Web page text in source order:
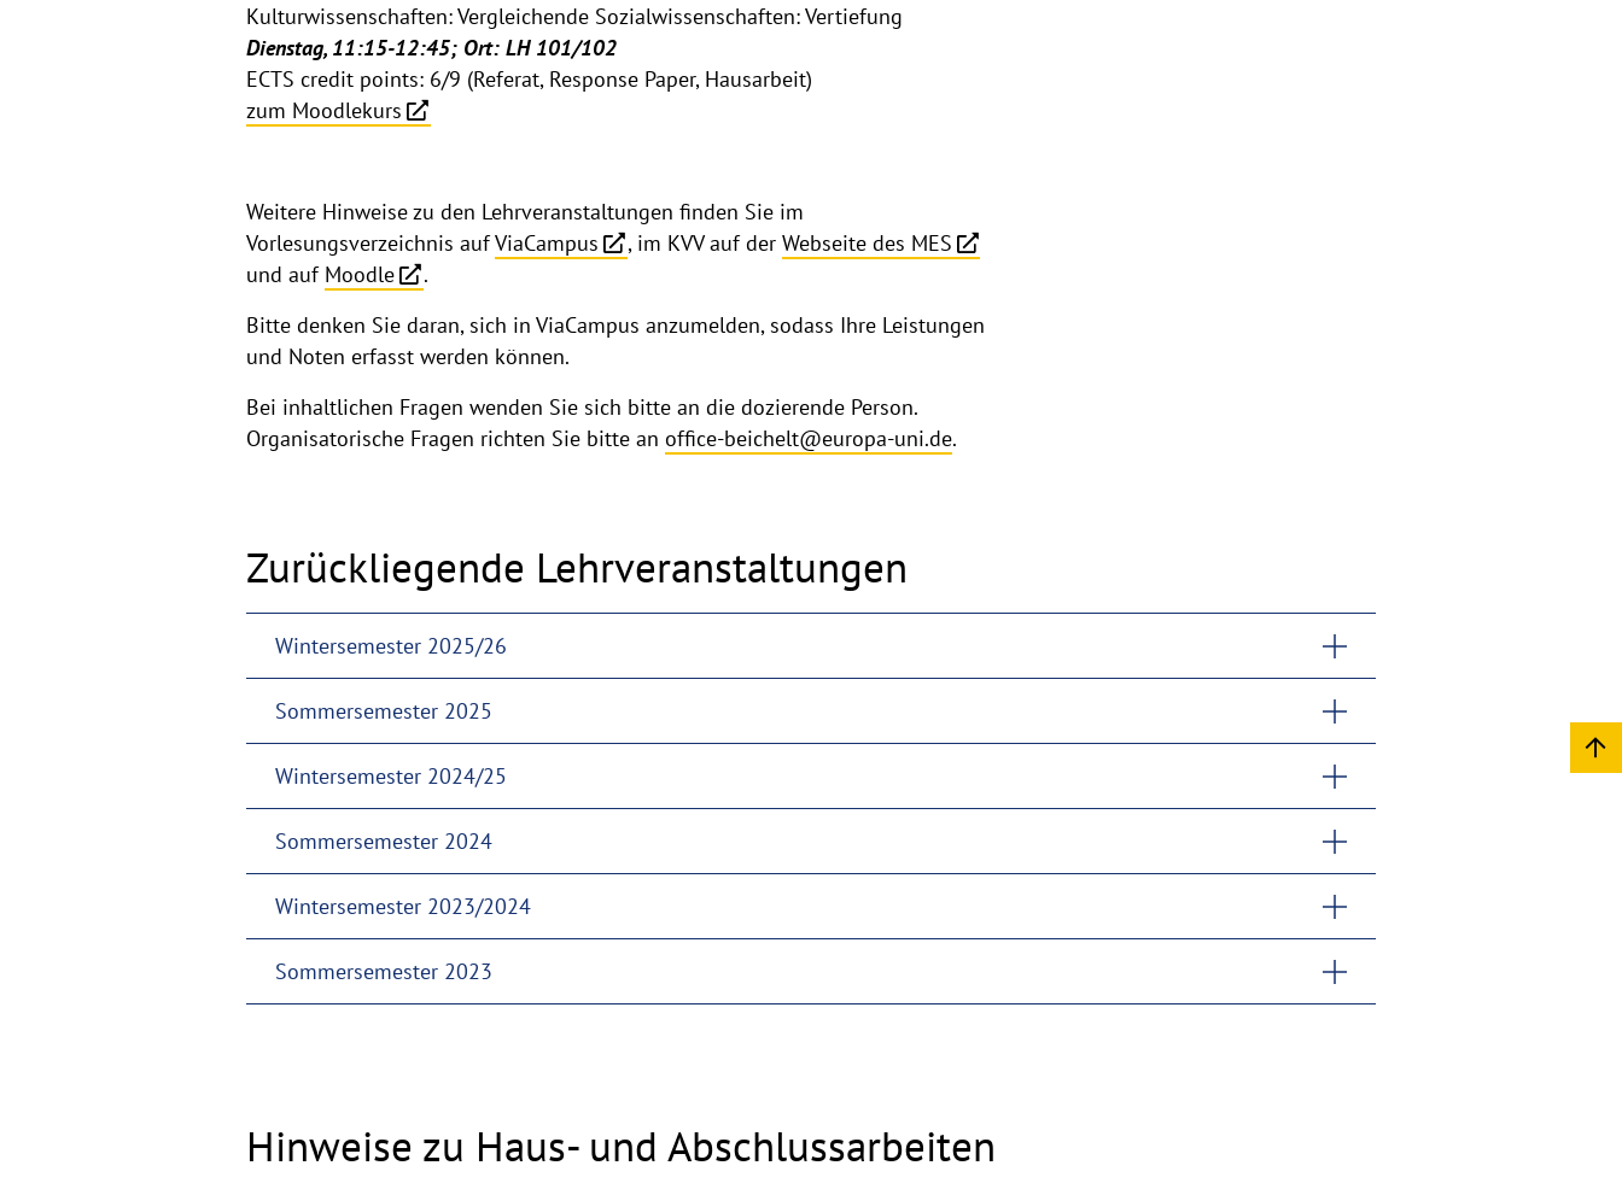
Kulturwissenschaften: Vergleichende Sozialwissenschaften: Vertiefung
Dienstag, 11:15-12:45; Ort: LH 101/102
ECTS credit points: 6/9 (Referat, Response Paper, Hausarbeit)
zum Moodlekurs
Weitere Hinweise zu den Lehrveranstaltungen finden Sie im
Vorlesungsverzeichnis aufViaCampus , im KVV auf der Webseite des MES
und auf Moodle
.
Bitte denken Sie daran, sich in ViaCampus anzumelden, sodass Ihre Leistungen
und Noten erfasst werden können.
Bei inhaltlichen Fragen wenden Sie sich bitte an die dozierende Person.
Organisatorische Fragen richten Sie bitte an office-beichelt@europa-uni.de.
Zurückliegende Lehrveranstaltungen
Wintersemester 2025/26
Sommersemester 2025
Wintersemester 2024/25
Sommersemester 2024
Wintersemester 2023/2024
Sommersemester 2023
Hinweise zu Haus- und Abschlussarbeiten